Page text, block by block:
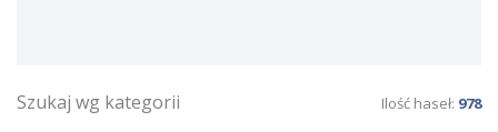
Szukaj wg kategorii Ilość haseł: 978